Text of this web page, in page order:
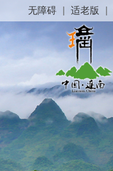
无障碍 适老版